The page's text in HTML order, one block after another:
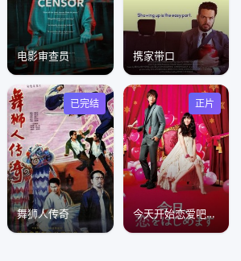
电影审查员 携家带口
已完结
舞狮人传奇
正片
今天开始恋爱吧今日